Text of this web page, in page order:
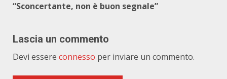
“Sconcertante, non è buon segnale”
Lascia un commento
Devi essere connesso per inviare un commento.